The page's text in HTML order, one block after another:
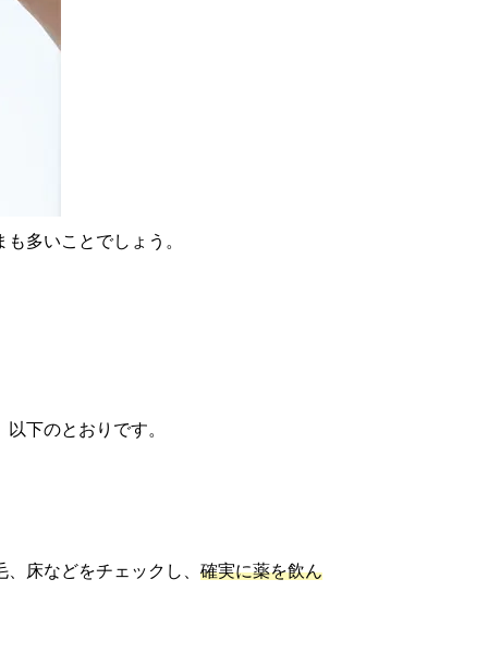
多いことでしょう。
下のとおりです。
床などをチェックし、 確実に薬を飲ん